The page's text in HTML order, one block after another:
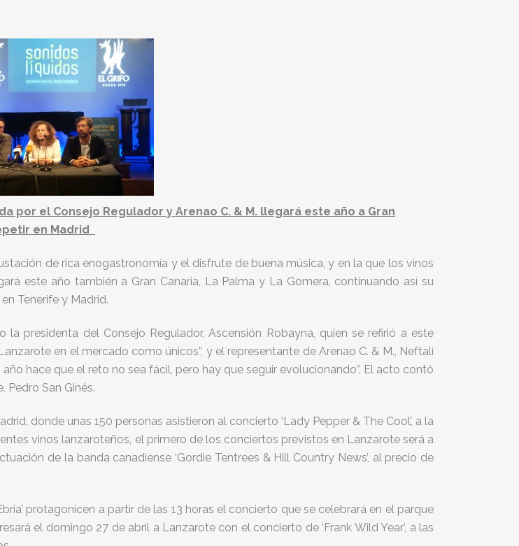
el Consejo Regulador y Arenao C. & M. llegará este año a Gran
en Madrid
de rica enogastronomía y el disfrute de buena música, y en la que los vinos
este año también a Gran Canaria, La Palma y La Gomera, continuando así su
Tenerife y Madrid.
presidenta del Consejo Regulador, Ascensión Robayna, quien se refirió a este
en el mercado como únicos”, y el representante de Arenao C. & M., Neftalí
hace que el reto no sea fácil, pero hay que seguir evolucionando”. El acto contó
San Ginés.
donde unas 150 personas asistieron al concierto ‘Lady Pepper & The Cool’, a la
vinos lanzaroteños, el primero de los conciertos previstos en Lanzarote será a
de la banda canadiense ‘Gordie Tentrees & Hill Country News’, al precio de
protagonicen a partir de las 13 horas el concierto que se celebrará en el parque
el domingo 27 de abril a Lanzarote con el concierto de ‘Frank Wild Year’, a las